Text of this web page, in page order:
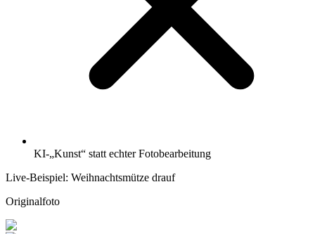
KI-„Kunst“ statt echter Fotobearbeitung
Live-Beispiel: Weihnachtsmütze drauf
Originalfoto